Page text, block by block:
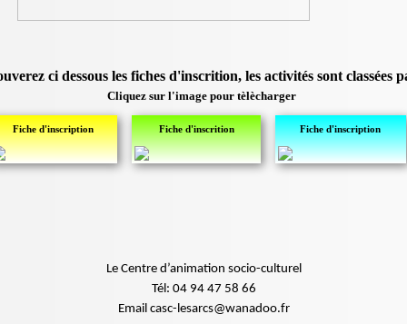
ci dessous les fiches d'inscrition, les activités sont classées
Cliquez sur l'image pour tèlècharger
Fiche d'inscription Fiche d'inscrition Fiche d'inscription
Le Centre d’animation socio-culturel
Tél: 04 94 47 58 66
Email casc-lesarcs@wanadoo.fr